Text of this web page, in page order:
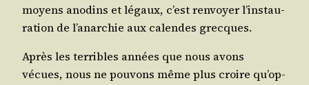
moyens ano­dins et légaux, c’est ren­voyer l’ins­tau­
ra­tion de l’a­nar­chie aux calendes grecques.
Après les ter­ribles années que nous avons
vécues, nous ne pou­vons même plus croire qu’op­